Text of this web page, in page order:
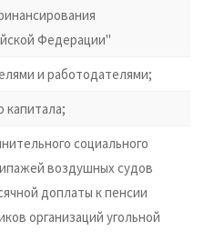
Федерации"
и работодателями;
капитала;
социального
воздушных судов
доплаты к пенсии
организаций угольной